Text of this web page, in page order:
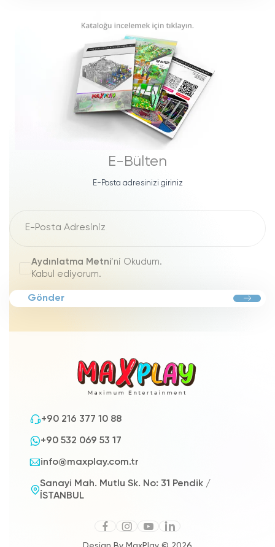
+90 216 377 10 88
+90 532 069 53 17
info@maxplay.com.tr
Sanayi Mah. Mutlu Sk. No: 31 Pendik /
İSTANBUL
E-Bülten
E-Posta adresinizi giriniz
Aydınlatma Metni’ni Okudum.
Kabul ediyorum.
Gönder